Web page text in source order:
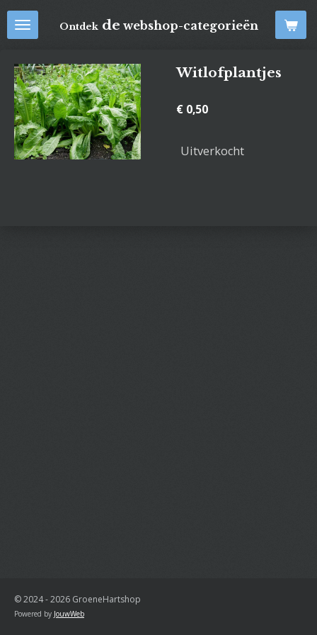
Ga
direct
hoofdinhoud
Ontdekde webshop-categorieën
Witlofplantjes
€ 0,50
Uitverkocht
© 2024 - 2026 GroeneHartshop
Powered by JouwWeb